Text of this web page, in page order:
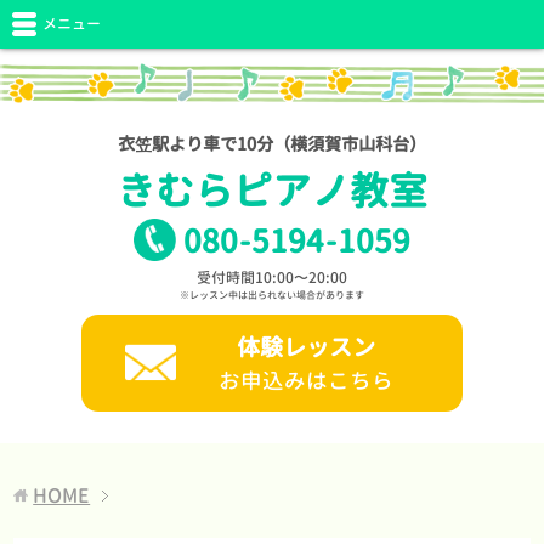
衣笠駅より車で10分（横須賀市山科台）
きむらピアノ教室
080-5194-1059
受付時間10:00〜20:00
※レッスン中は出られない場合があります
体験レッスン
お申込みはこちら
メニュー
HOME